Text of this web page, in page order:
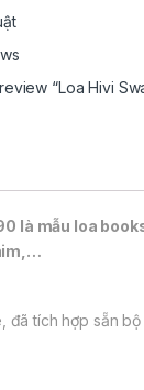
“Loa Hivi
là mẫu loa
đã tích hợp sẵn